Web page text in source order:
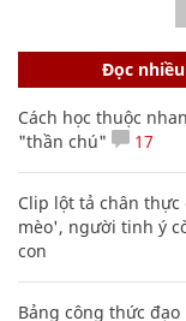
Đọc nhiều
Cách học thuộc
"thần chú"
17
Clip lột tả chân
mèo', người tinh ý
con
Bảng công thức